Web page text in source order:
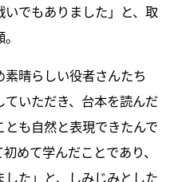
でもありました」と、取
晴らしい役者さんたち
いただき、台本を読んだ
も自然と表現できたんで
めて学んだことであり、
た」と、しみじみとした